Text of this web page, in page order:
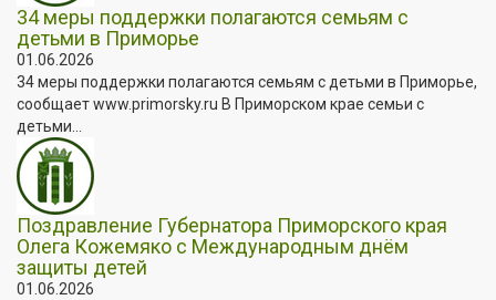
34 меры поддержки полагаются семьям с
детьми в Приморье
01.06.2026
34 меры поддержки полагаются семьям с детьми в Приморье,
сообщает www.primorsky.ru В Приморском крае семьи с
детьми...
Поздравление Губернатора Приморского края
Олега Кожемяко с Международным днём
защиты детей
01.06.2026